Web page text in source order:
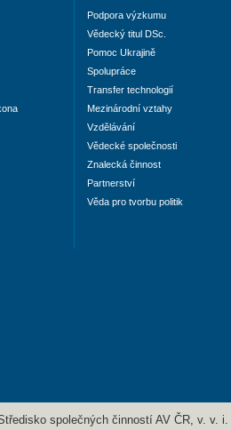
Podpora výzkumu
Vědecký titul DSc.
Pomoc Ukrajině
Spolupráce
Transfer technologií
Mezinárodní vztahy
Vzdělávání
Vědecké společnosti
Znalecká činnost
Partnerství
Věda pro tvorbu politik
společných činností AV ČR, v. v. i.